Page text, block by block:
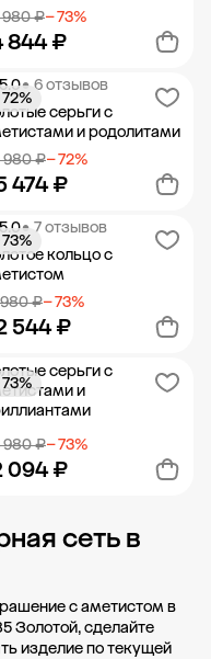
980 ₽− 73%
844 ₽
Добавить в корзину
5.0• 6 отзывов
серьги с
и родолитами
980 ₽− 72%
474 ₽
72%
Добавить в корзину
5.0• 7 отзывов
кольцо с
980 ₽− 73%
544 ₽
73%
Добавить в корзину
серьги с
и
980 ₽− 73%
094 ₽
73%
Добавить в корзину
сеть в
с аметистом в
Золотой, сделайте
изделие по текущей